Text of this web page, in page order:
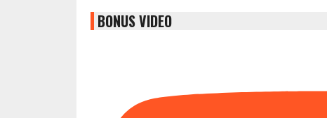
BONUS VIDEO